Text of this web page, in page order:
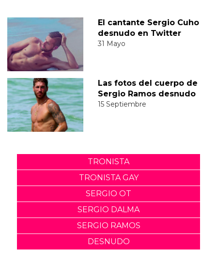
El cantante Sergio Cuho
desnudo en Twitter
31 Mayo
Las fotos del cuerpo de
Sergio Ramos desnudo
15 Septiembre
TRONISTA
TRONISTA GAY
SERGIO OT
SERGIO DALMA
SERGIO RAMOS
DESNUDO